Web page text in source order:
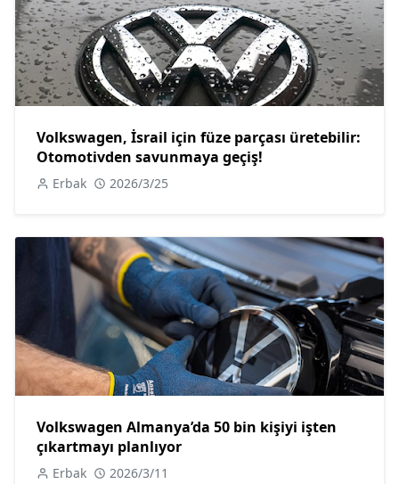
Volkswagen, İsrail için füze parçası üretebilir:
Otomotivden savunmaya geçiş!
Erbak 2026/3/25
Volkswagen Almanya’da 50 bin kişiyi işten
çıkartmayı planlıyor
Erbak 2026/3/11